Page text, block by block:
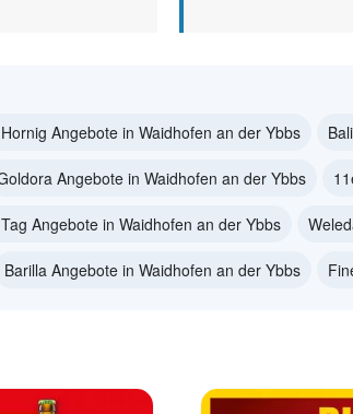
Angebote in Waidhofen an der Ybbs
Angebote in Waidhofen an der Ybbs
Angebote in Waidhofen an der Ybbs
Barilla Angebote in Waidhofen an der Ybbs